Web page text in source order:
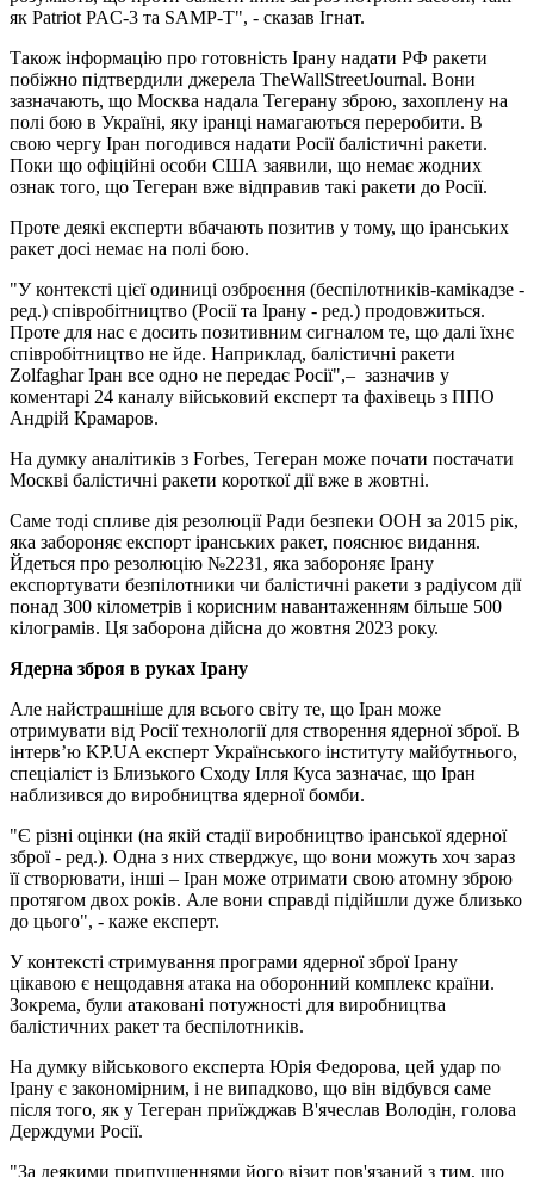
як Patriot PAC-3 та SAMP-T", - сказав Ігнат.
Також інформацію про готовність Ірану надати РФ ракети
побіжно підтвердили джерела TheWallStreetJournal. Вони
зазначають, що Москва надала Тегерану зброю, захоплену на
полі бою в Україні, яку іранці намагаються переробити. В
свою чергу Іран погодився надати Росії балістичні ракети.
Поки що офіційні особи США заявили, що немає жодних
ознак того, що Тегеран вже відправив такі ракети до Росії.
Проте деякі експерти вбачають позитив у тому, що іранських
ракет досі немає на полі бою.
"У контексті цієї одиниці озброєння (беспілотників-камікадзе -
ред.) співробітництво (Росії та Ірану - ред.) продовжиться.
Проте для нас є досить позитивним сигналом те, що далі їхнє
співробітництво не йде. Наприклад, балістичні ракети
Zolfaghar Іран все одно не передає Росії",– зазначив у
коментарі 24 каналу військовий експерт та фахівець з ППО
Андрій Крамаров.
На думку аналітиків з Forbes, Тегеран може почати постачати
Москві балістичні ракети короткої дії вже в жовтні.
Саме тоді спливе дія резолюції Ради безпеки ООН за 2015 рік,
яка забороняє експорт іранських ракет, пояснює видання.
Йдеться про резолюцію №2231, яка забороняє Ірану
експортувати безпілотники чи балістичні ракети з радіусом дії
понад 300 кілометрів і корисним навантаженням більше 500
кілограмів. Ця заборона дійсна до жовтня 2023 року.
Ядерна зброя в руках Ірану
Але найстрашніше для всього світу те, що Іран може
отримувати від Росії технології для створення ядерної зброї. В
інтерв’ю KP.UA експерт Українського інституту майбутнього,
спеціаліст із Близького Сходу Ілля Куса зазначає, що Іран
наблизився до виробництва ядерної бомби.
"Є різні оцінки (на якій стадії виробництво іранської ядерної
зброї - ред.). Одна з них стверджує, що вони можуть хоч зараз
її створювати, інші – Іран може отримати свою атомну зброю
протягом двох років. Але вони справді підійшли дуже близько
до цього", - каже експерт.
У контексті стримування програми ядерної зброї Ірану
цікавою є нещодавня атака на оборонний комплекс країни.
Зокрема, були атаковані потужності для виробництва
балістичних ракет та беспілотників.
На думку військового експерта Юрія Федорова, цей удар по
Ірану є закономірним, і не випадково, що він відбувся саме
після того, як у Тегеран приїжджав В'ячеслав Володін, голова
Держдуми Росії.
"За деякими припущеннями його візит пов'язаний з тим, що